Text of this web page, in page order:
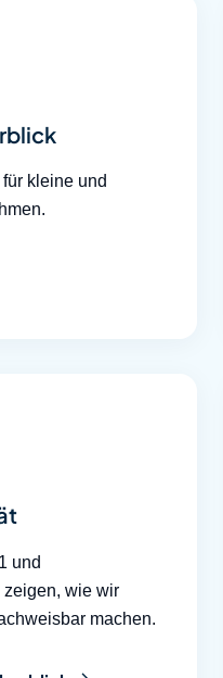
kleine und
und
zeigen, wie wir
machen.